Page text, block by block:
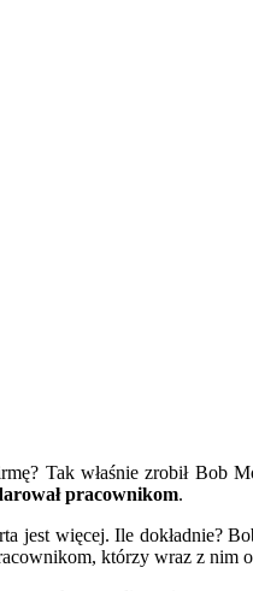
Tak właśnie zrobił Bob
pracownikom.
więcej. Ile dokładnie?
którzy wraz z nim